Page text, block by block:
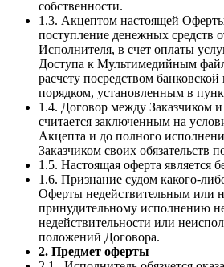
собственности.
1.3. Акцептом настоящей Оферты
поступление денежных средств
Исполнителя, в счет оплаты
Доступа к Мультимедийным
расчету посредством
порядком, установленным в
1.4. Договор между Заказчиком
считается заключенным на
Акцепта и до полного
Заказчиком своих обязательств
1.5. Настоящая оферта является
1.6. Признание судом какого-
Оферты недействительным или
принудительному исполнению
недействительности или
положений Договора.
2. Предмет оферты